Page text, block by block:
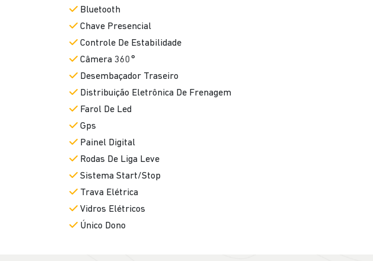
Bluetooth
Chave Presencial
Controle De Estabilidade
Câmera 360°
Desembaçador Traseiro
Distribuição Eletrônica De Frenagem
Farol De Led
Gps
Painel Digital
Rodas De Liga Leve
Sistema Start/Stop
Trava Elétrica
Vidros Elétricos
Único Dono